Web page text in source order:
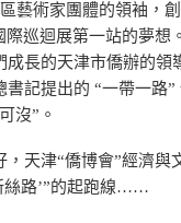
藝術家團體的領袖，
巡迴展第一站的夢想
長的天津市僑辦的領
記提出的 “一帶一路
沒”。
天津“僑博會”經濟與
絲路’”的起跑線……